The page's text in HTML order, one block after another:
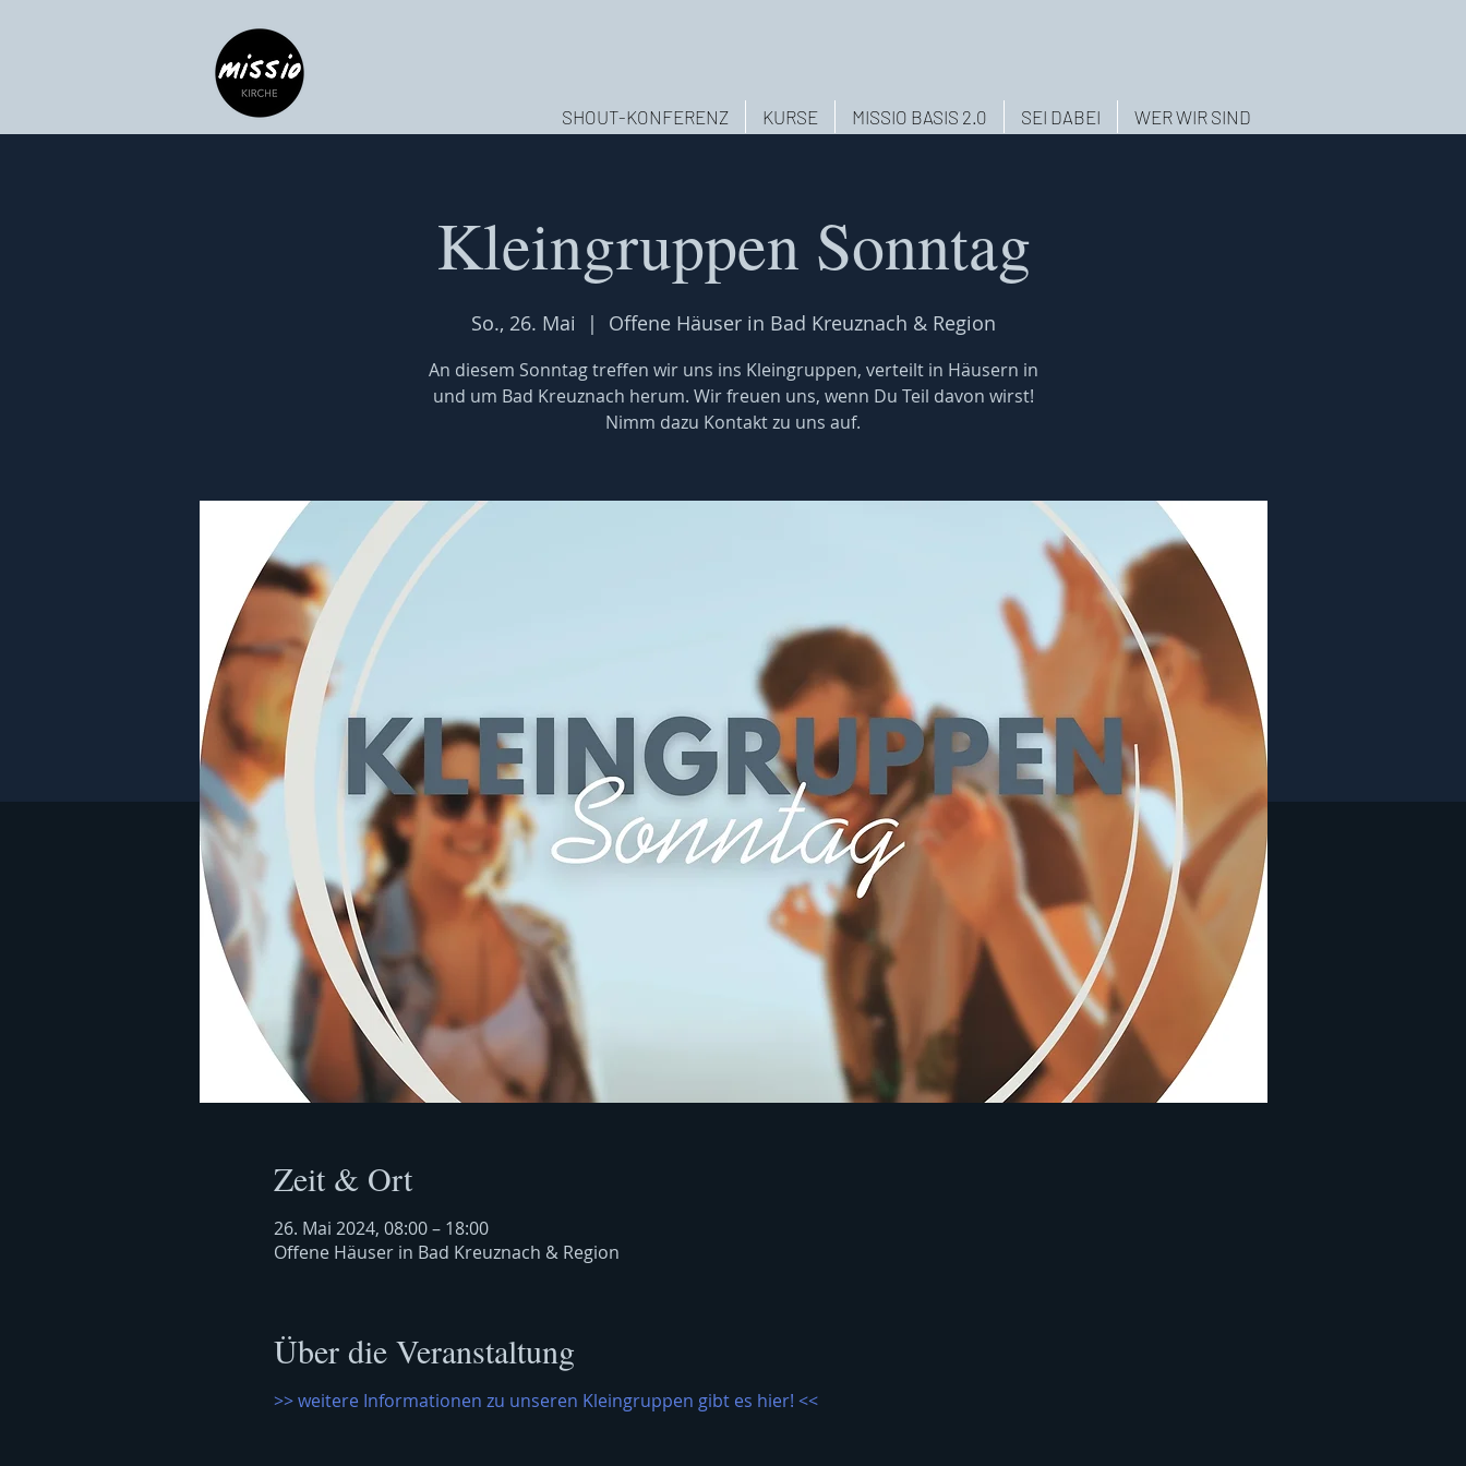
WER WIR SIND
SEI DABEI
MISSIO BASIS 2.0
KURSE
SHOUT-KONFERENZ
Kleingruppen Sonntag
So., 26. Mai
  |
Offene Häuser in Bad Kreuznach & Region
An diesem Sonntag treffen wir uns ins Kleingruppen, verteilt in Häusern in
und um Bad Kreuznach herum. Wir freuen uns, wenn Du Teil davon wirst!
Nimm dazu Kontakt zu uns auf.
Zeit & Ort
26. Mai 2024, 08:00 – 18:00
Offene Häuser in Bad Kreuznach & Region
Über die Veranstaltung
>> weitere Informationen zu unseren Kleingruppen gibt es hier! <<